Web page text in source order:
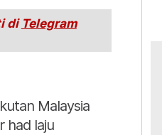
di Telegram
Malaysia
had laju